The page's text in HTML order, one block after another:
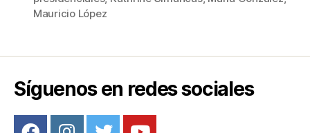
o
k
tir
Mauricio López
Síguenos en redes sociales